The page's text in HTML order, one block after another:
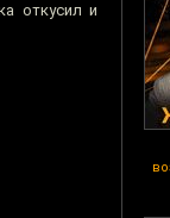
откусил и